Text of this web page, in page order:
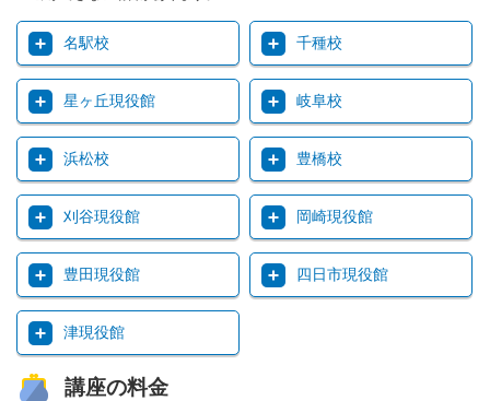
名駅校 千種校
星ヶ丘現役館 岐阜校
浜松校 豊橋校
刈谷現役館 岡崎現役館
豊田現役館 四日市現役館
津現役館
講座の料金